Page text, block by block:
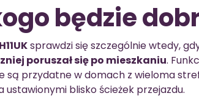
będzie
sprawdzi się szczególnie wtedy,
poruszał się po mieszkaniu.
są przydatne w domach z wieloma
ustawionymi blisko ścieżek przejazdu.